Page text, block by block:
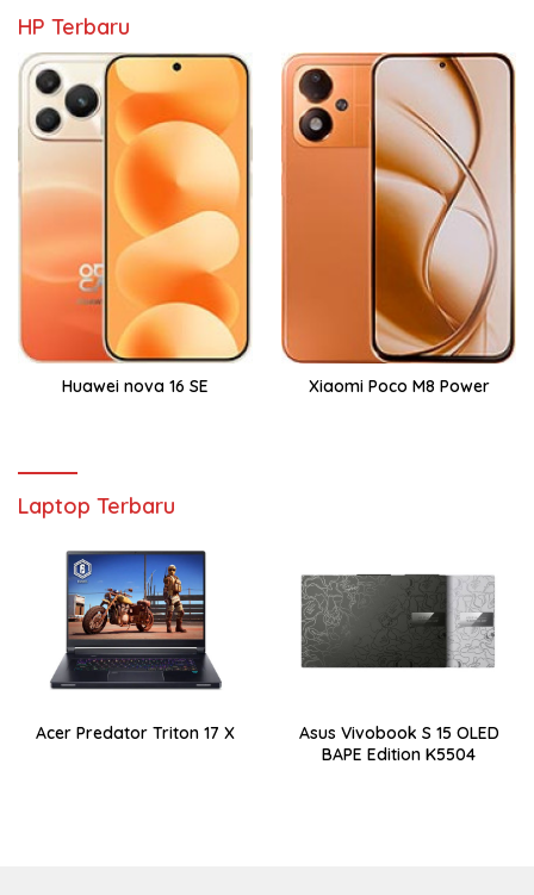
HP Terbaru
Huawei nova 16 SE Xiaomi Poco M8 Power
Laptop Terbaru
Acer Predator Triton 17 X
Asus Vivobook S 15 OLED
BAPE Edition K5504